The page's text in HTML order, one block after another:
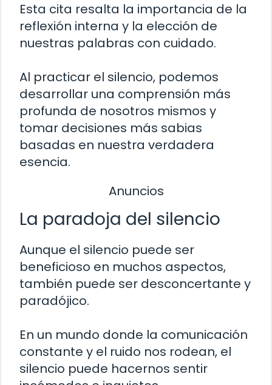
Esta cita resalta la importancia de la
reflexión interna y la elección de
nuestras palabras con cuidado.
Al practicar el silencio, podemos
desarrollar una comprensión más
profunda de nosotros mismos y
tomar decisiones más sabias
basadas en nuestra verdadera
esencia.
Anuncios
La paradoja del silencio
Aunque el silencio puede ser
beneficioso en muchos aspectos,
también puede ser desconcertante y
paradójico.
En un mundo donde la comunicación
constante y el ruido nos rodean, el
silencio puede hacernos sentir